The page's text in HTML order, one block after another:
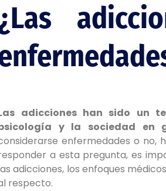
adicciones han sido un
y la sociedad en
enfermedades o no,
a esta pregunta, es
adicciones, los enfoques
respecto.